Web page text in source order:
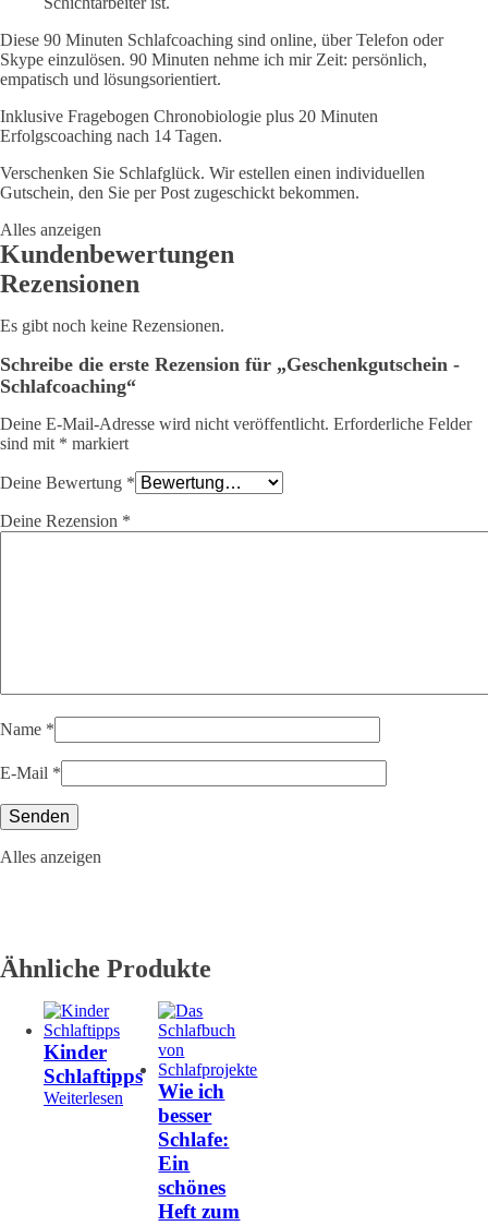
Diese 90 Minuten Schlafcoaching sind online, über Telefon oder
Skype einzulösen. 90 Minuten nehme ich mir Zeit: persönlich,
empatisch und lösungsorientiert.
Inklusive Fragebogen Chronobiologie plus 20 Minuten
Erfolgscoaching nach 14 Tagen.
Verschenken Sie Schlafglück. Wir estellen einen individuellen
Gutschein, den Sie per Post zugeschickt bekommen.
Alles anzeigen
Kundenbewertungen
Rezensionen
Es gibt noch keine Rezensionen.
Schreibe die erste Rezension für „Geschenkgutschein -
Schlafcoaching“
Deine E-Mail-Adresse wird nicht veröffentlicht. Erforderliche Felder
sind mit * markiert
Deine Bewertung *
Deine Rezension *
Name *
E-Mail *
Alles anzeigen
Ähnliche Produkte
Kinder
Schlaftipps
Weiterlesen
Wie ich
besser
Schlafe:
Ein
schönes
Heft zum